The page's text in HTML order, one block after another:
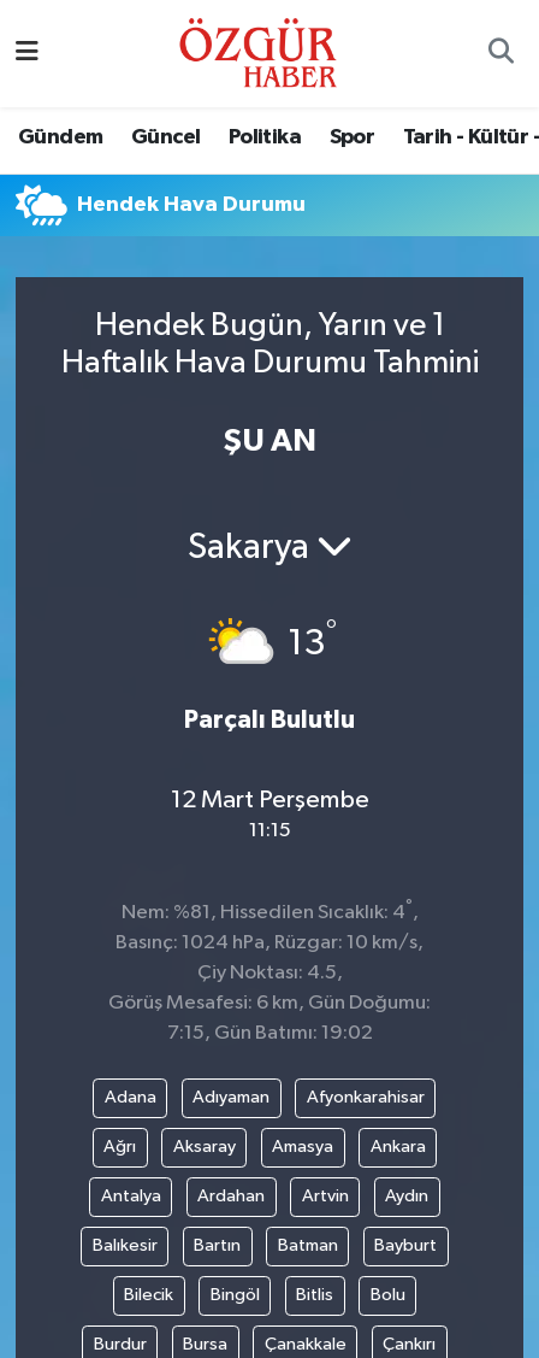
Gündem Güncel Politika Spor Tarih - Kültür
Hendek Hava Durumu
Hendek Bugün, Yarın ve 1
Haftalık Hava Durumu Tahmini
ŞU AN
Sakarya
13°
Parçalı Bulutlu
12 Mart Perşembe
11:15
Nem: %81, Hissedilen Sıcaklık: 4° ,
Basınç: 1024 hPa, Rüzgar: 10 km/s,
Çiy Noktası: 4.5,
Görüş Mesafesi: 6 km, Gün Doğumu:
7:15, Gün Batımı: 19:02
Adana Adıyaman Afyonkarahisar
Ağrı Aksaray Amasya Ankara
Antalya Ardahan Artvin Aydın
Balıkesir Bartın Batman Bayburt
Bilecik Bingöl Bitlis Bolu
Burdur Bursa Çanakkale Çankırı
Eğitim
Ekonomi
Güncel
Tarih - Kültür - Sanat - Turizm
Nöbetçi Eczaneler
Namaz Vakitleri
Trafik Durumu
Süper Lig Puan Durumu ve Fikstür
Son Dakika Haberleri